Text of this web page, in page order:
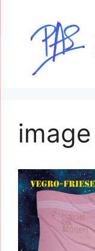
springen
image